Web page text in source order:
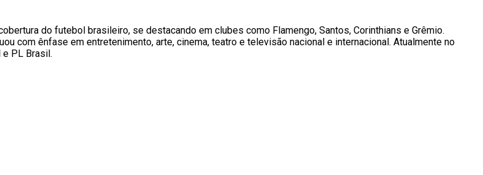
do futebol brasileiro, se destacando em clubes como Flamengo, Santos, Corinthians e Grêmio.
com ênfase em entretenimento, arte, cinema, teatro e televisão nacional e internacional. Atualmente no
PL Brasil.